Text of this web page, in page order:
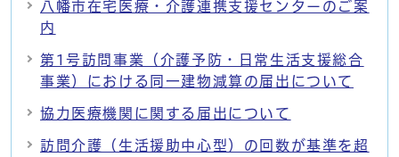
八幡市在宅医療・介護連携支援センターのご案
内
第1号訪問事業（介護予防・日常生活支援総合
事業）における同一建物減算の届出について
協力医療機関に関する届出について
訪問介護（生活援助中心型）の回数が基準を超